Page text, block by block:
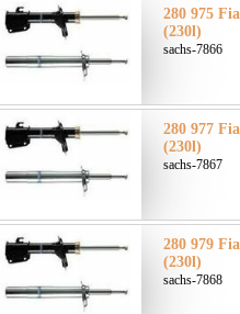
280 975
(230l)
sachs-7866
280 977
(230l)
sachs-7867
280 979
(230l)
sachs-7868